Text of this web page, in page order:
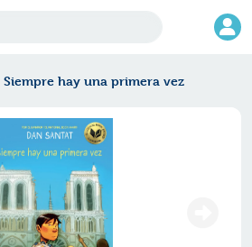
Siempre hay una primera vez